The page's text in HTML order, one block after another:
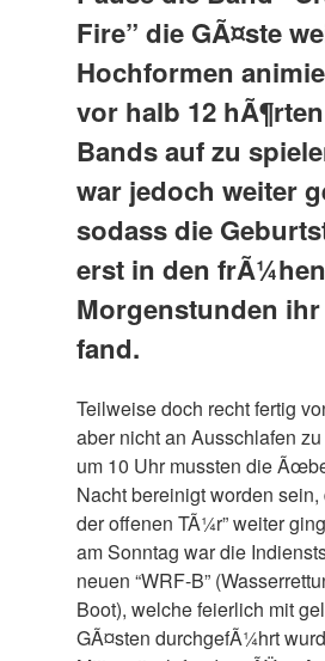
Fire” die GÃ¤ste
Hochformen
vor halb 12
Bands auf zu
war jedoch weiter
sodass die
erst in den frÃ¼hen
Morgenstunden
fand.
Teilweise doch recht fertig
aber nicht an Ausschlafen
um 10 Uhr mussten die
Nacht bereinigt worden sein,
der offenen TÃ¼r” weiter
am Sonntag war die
neuen “WRF-B”
Boot), welche feierlich mit
GÃ¤sten durchgefÃ¼hrt